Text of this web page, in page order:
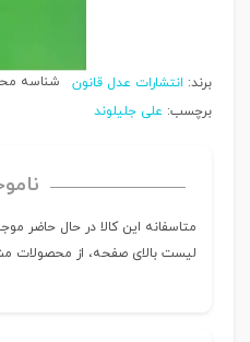
برند: انتشارات عدل قانون شناسه
برچسب: علی جلیلوند
متاسفانه این کالا در حال حاضر
لیست بالای صفحه، از محصولات